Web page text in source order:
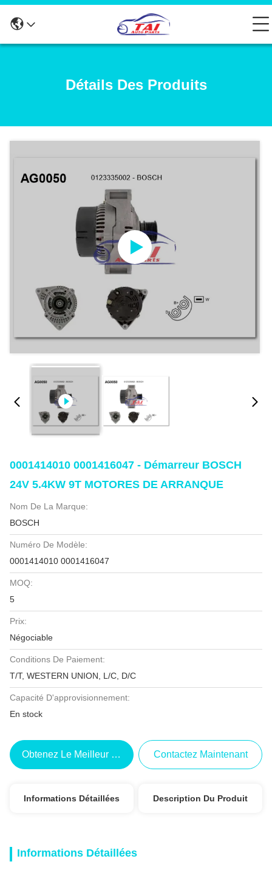
Détails Des Produits
0001414010 0001416047 - Démarreur BOSCH
24V 5.4KW 9T MOTORES DE ARRANQUE
Nom De La Marque:
BOSCH
Numéro De Modèle:
0001414010 0001416047
MOQ:
5
Prix:
Négociable
Conditions De Paiement:
T/T, WESTERN UNION, L/C, D/C
Capacité D'approvisionnement:
En stock
Obtenez Le Meilleur Prix Contactez Maintenant
Informations Détaillées Description Du Produit
Informations Détaillées